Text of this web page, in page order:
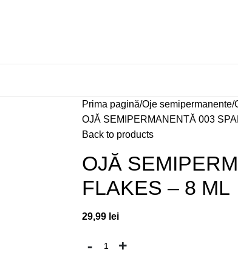
Prima pagină Oje semipermanente
OJĂ SEMIPERMANENTĂ 003
Back to products
OJĂ
FLAKES – 8 ML
29,99 lei